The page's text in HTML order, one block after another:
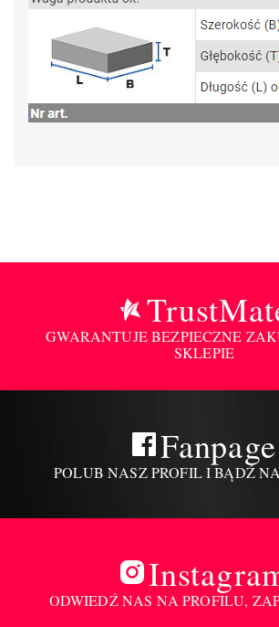
GWARANTUJE BEZPIECZNE
SKLEPIE
Fanpage
POLUB NASZ PROFIL I BĄDŹ
ODWIEDŹ NAS NA PROFILU,